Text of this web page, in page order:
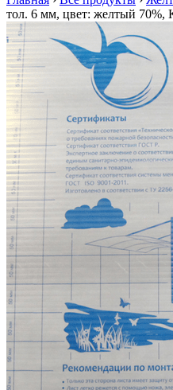
тол. 6 мм, цвет: желтый 70%,